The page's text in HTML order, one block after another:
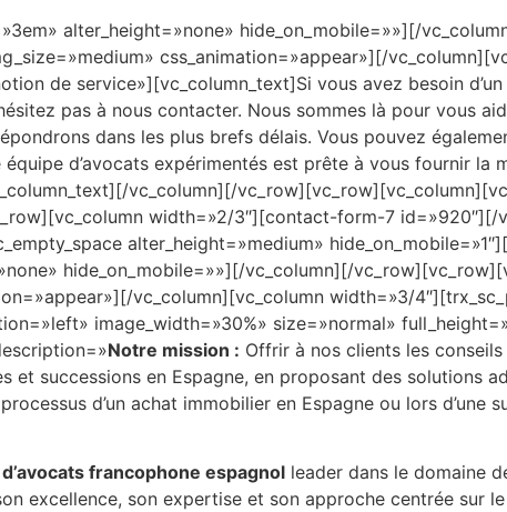
alter_height=»none» hide_on_mobile=»»][/
css_animation=»appear»][/
de service»][vc_column_text]Si vous avez besoin d’un
pas à nous contacter. Nous sommes là pour vous
dans les plus brefs délais. Vous pouvez
d’avocats expérimentés est prête à vous fournir la
vc_column][/
width=»2/3″][contact-form-7 id=»920″][/
alter_height=»medium»
hide_on_mobile=»»][/vc_column][/
vc_column][vc_column width=»3/
image_width=»30%» size=»normal»
Notre mission : Offrir à nos clients les conseils
et successions en Espagne, en proposant des solutions
d’un achat immobilier en Espagne ou lors d’une
francophone espagnol leader dans le domaine
excellence, son expertise et son approche centrée sur